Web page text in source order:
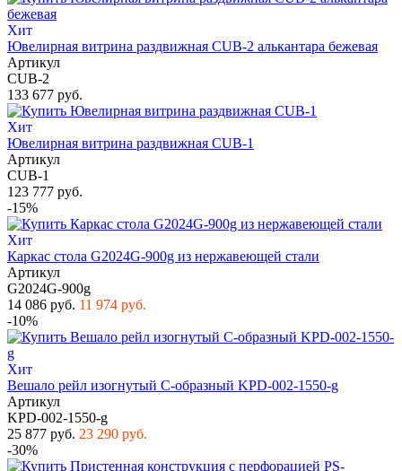
Хит
Ювелирная витрина раздвижная CUB-2 алькантара бежевая
Артикул
CUB-2
133 677 руб.
Хит
Ювелирная витрина раздвижная CUB-1
Артикул
CUB-1
123 777 руб.
-15%
Хит
Каркас стола G2024G-900g из нержавеющей стали
Артикул
G2024G-900g
14 086 руб. 11 974 руб.
-10%
Хит
Вешало рейл изогнутый С-образный KPD-002-1550-g
Артикул
KPD-002-1550-g
25 877 руб. 23 290 руб.
-30%